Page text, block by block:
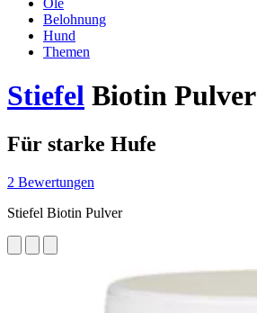
Öle
Belohnung
Hund
Themen
Stiefel Biotin Pulver
Für starke Hufe
2 Bewertungen
Stiefel Biotin Pulver